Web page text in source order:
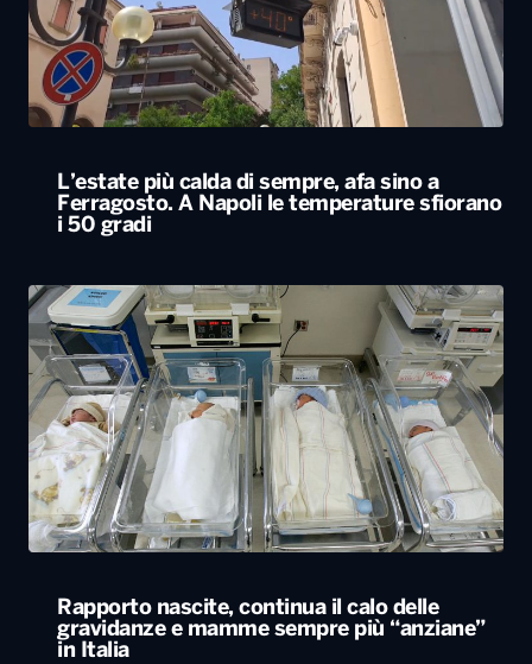
L’estate più calda di sempre, afa sino a
Ferragosto. A Napoli le temperature sfiorano
i 50 gradi
Rapporto nascite, continua il calo delle
gravidanze e mamme sempre più “anziane”
in Italia